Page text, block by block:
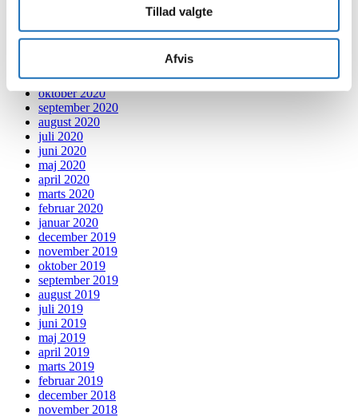
Tillad valgte
Afvis
februar 2021
november 2020
oktober 2020
september 2020
august 2020
juli 2020
juni 2020
maj 2020
april 2020
marts 2020
februar 2020
januar 2020
december 2019
november 2019
oktober 2019
september 2019
august 2019
juli 2019
juni 2019
maj 2019
april 2019
marts 2019
februar 2019
december 2018
november 2018